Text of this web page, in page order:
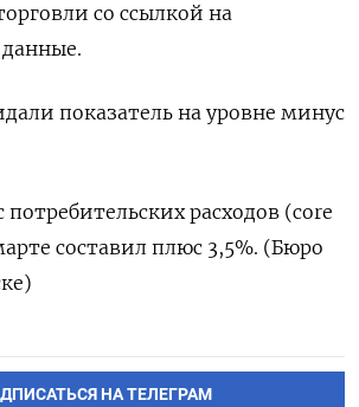
со ссылкой на
показатель на уровне минус
расходов (сore
составил плюс 3,5%. (Бюро
НА ТЕЛЕГРАМ